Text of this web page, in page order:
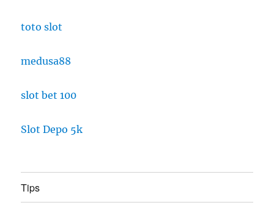
toto slot
medusa88
slot bet 100
Slot Depo 5k
Tips